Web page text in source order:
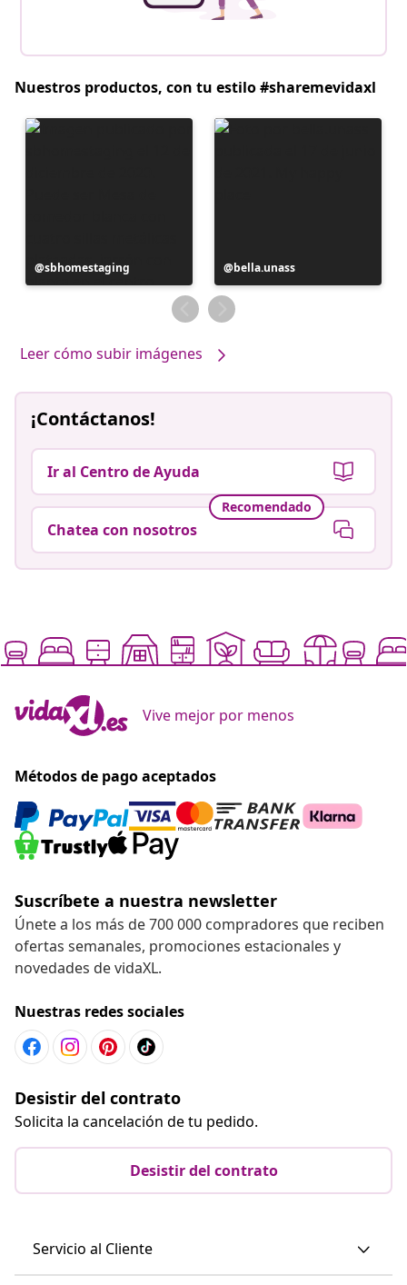
Nuestros productos, con tu estilo #sharemevidaxl
Publicación
realizada
sbhomestaging
Publicación
realizada
por
bella.unass
Leer cómo subir imágenes
¡Contáctanos!
Ir al Centro de Ayuda
Recomendado
Chatea con nosotros
Vive mejor por menos
Métodos de pago aceptados
Suscríbete a nuestra newsletter
Únete a los más de 700 000 compradores que reciben
ofertas semanales, promociones estacionales y
novedades de vidaXL.
Nuestras redes sociales
Desistir del contrato
Solicita la cancelación de tu pedido.
Desistir del contrato
Servicio al Cliente